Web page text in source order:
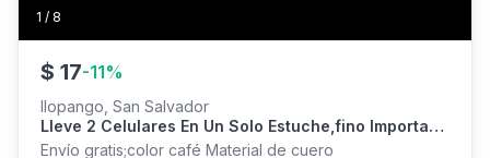
1 / 8
$ 17-11%
Ilopango, San Salvador
Lleve 2 Celulares En Un Solo Estuche,fino Importado
Con Práctico Cierre Magnético (iman)
Envío gratis;color café Material de cuero